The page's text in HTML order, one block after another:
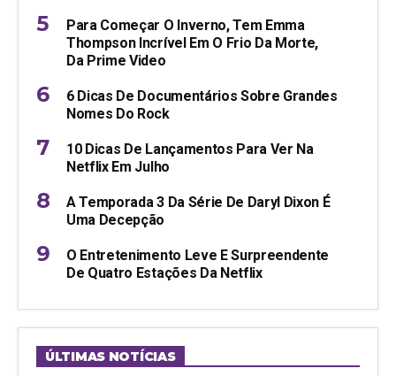
Para Começar O Inverno, Tem Emma
Thompson Incrível Em O Frio Da Morte,
Da Prime Video
6 Dicas De Documentários Sobre Grandes
Nomes Do Rock
10 Dicas De Lançamentos Para Ver Na
Netflix Em Julho
A Temporada 3 Da Série De Daryl Dixon É
Uma Decepção
O Entretenimento Leve E Surpreendente
De Quatro Estações Da Netflix
ÚLTIMAS NOTÍCIAS